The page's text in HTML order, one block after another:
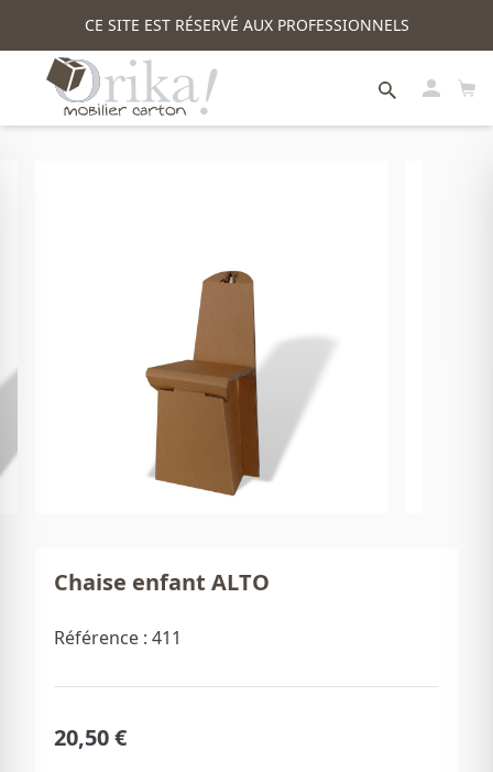
CE SITE EST RÉSERVÉ AUX PROFESSIONNELS
Chaise enfant ALTO
Référence : 411
20,50 €